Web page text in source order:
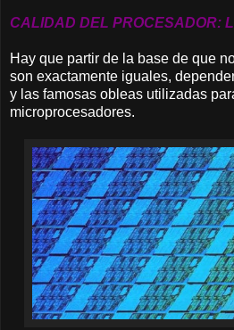
CALIDAD DEL PROCESADOR:
Hay que partir de la base de que
son exactamente iguales,
y las famosas obleas utilizadas
microprocesadores.